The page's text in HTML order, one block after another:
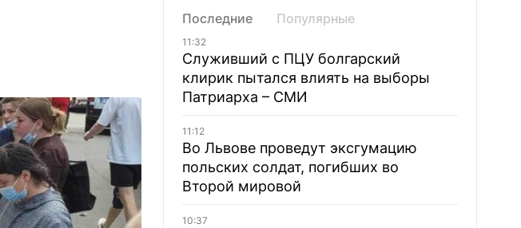
Последние Популярные
11:32
Служивший с ПЦУ болгарский
клирик пытался влиять на выборы
Патриарха – СМИ
11:12
Во Львове проведут эксгумацию
польских солдат, погибших во
Второй мировой
10:37